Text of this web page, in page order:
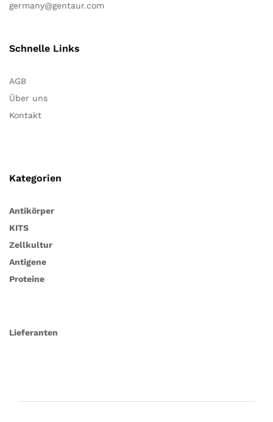
germany@gentaur.com
Schnelle Links
AGB
Über uns
Kontakt
Kategorien
Antikörper
KITS
Zellkultur
Antigene
Proteine
Lieferanten